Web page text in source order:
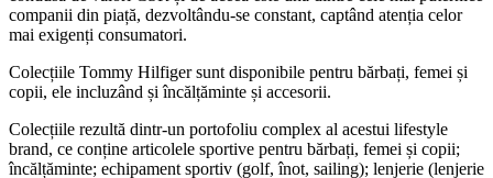
companii din piață, dezvoltându-se constant, captând atenția celor
mai exigenți consumatori.
Colecțiile Tommy Hilfiger sunt disponibile pentru bărbați, femei și
copii, ele incluzând și încălțăminte și accesorii.
Colecțiile rezultă dintr-un portofoliu complex al acestui lifestyle
brand, ce conține articolele sportive pentru bărbați, femei și copii;
încălțăminte; echipament sportiv (golf, înot, sailing); lenjerie (lenjerie